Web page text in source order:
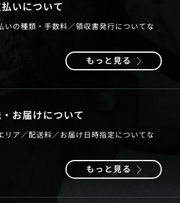
いについて
いの種類・手数料／領収書発行についてな
もっと見る
お届けについて
リア／配送料／お届け日時指定についてな
もっと見る